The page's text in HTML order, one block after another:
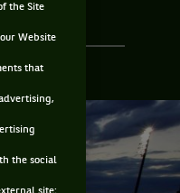
the Site
Website
that
the social